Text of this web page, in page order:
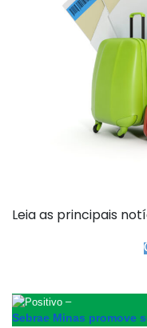
Leia as principais
–
Sebrae Minas promove